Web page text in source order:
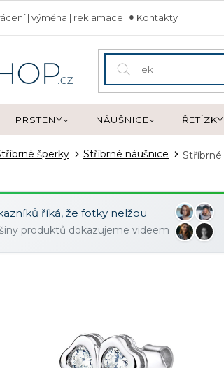
| výměna | reklamace Kontakty
PRSTENY NÁUŠNICE ŘETÍZKY
šperky Stříbrné náušnice Stříbrné
říká, že fotky nelžou
produktů dokazujeme videem